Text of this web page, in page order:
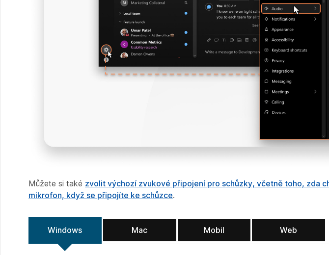
Můžete si také zvolit výchozí zvukové připojení pro schůzky, včetně toho, zda
mikrofon, když se připojíte ke schůzce.
Windows Mac Mobil Web